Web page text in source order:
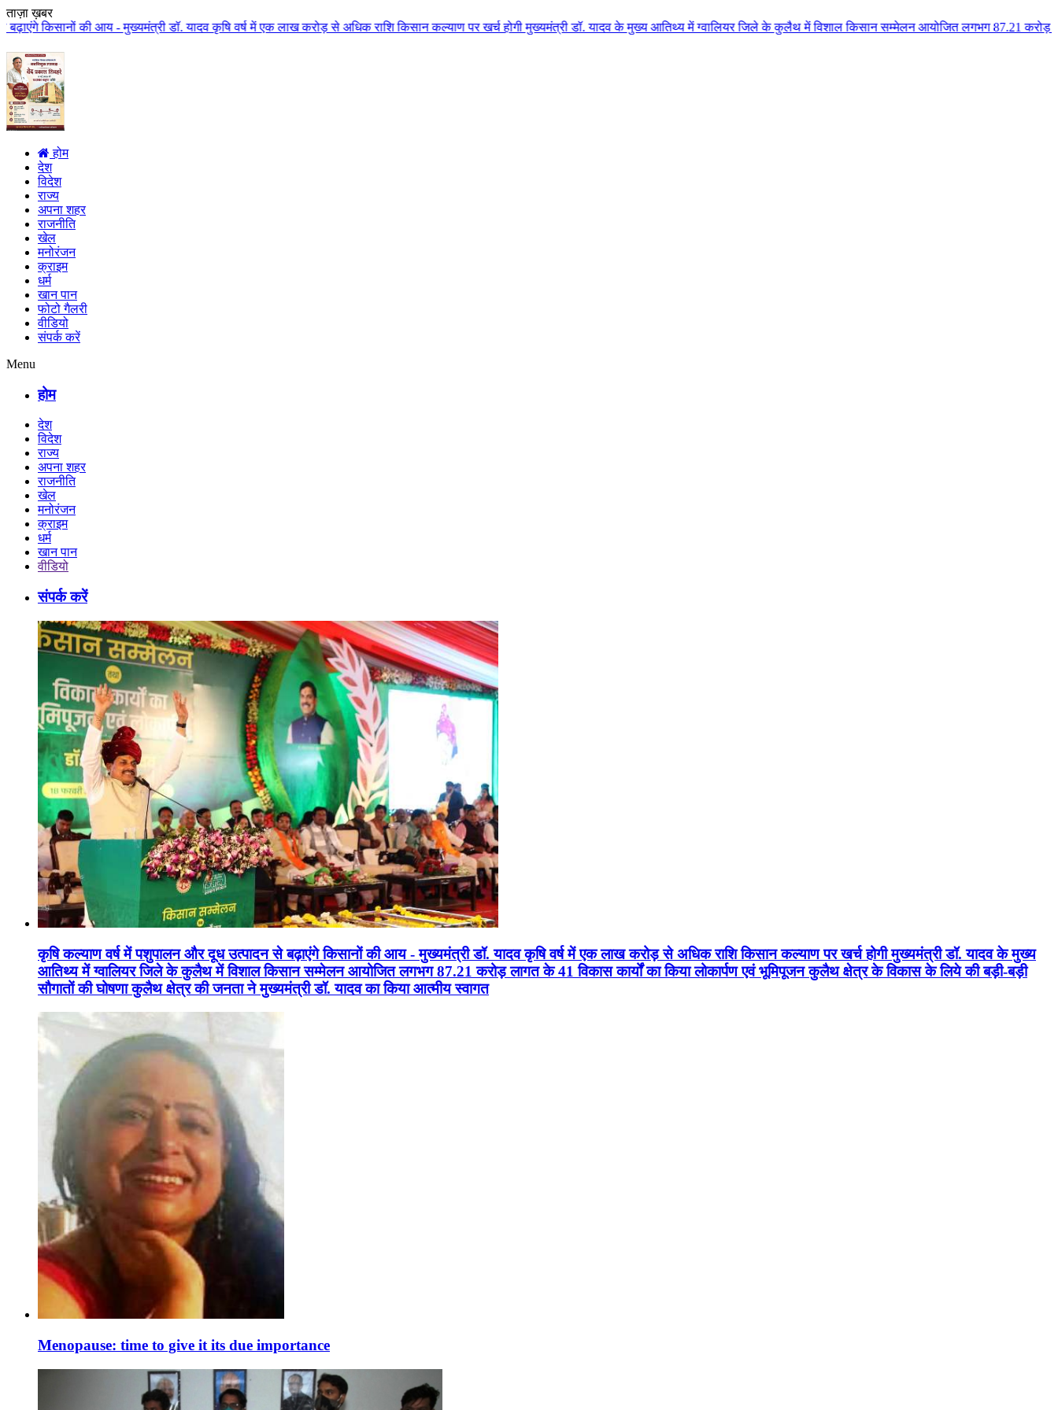
ताज़ा ख़बर
आय - मुख्यमंत्री डॉ. यादव कृषि वर्ष में एक लाख करोड़ से अधिक राशि किसान कल्याण पर खर्च होगी मुख्यमंत्री डॉ. यादव के मुख्य आतिथ्य में ग्वालियर जिले के कुलैथ में विशाल किसान सम्मेलन आयोजित लगभग 87.21 करोड़ लागत के 41
होम
देश
विदेश
राज्य
अपना शहर
राजनीति
खेल
मनोरंजन
क्राइम
धर्म
खान पान
फोटो गैलरी
वीडियो
संपर्क करें
Menu
होम
देश
विदेश
राज्य
अपना शहर
राजनीति
खेल
मनोरंजन
क्राइम
धर्म
खान पान
वीडियो
संपर्क करें
कृषि कल्याण वर्ष में पशुपालन और दूध उत्पादन से बढ़ाएंगे किसानों की आय - मुख्यमंत्री डॉ. यादव कृषि वर्ष में एक लाख करोड़ से अधिक राशि किसान कल्याण पर खर्च होगी मुख्यमंत्री डॉ. यादव के मुख्य
आतिथ्य में ग्वालियर जिले के कुलैथ में विशाल किसान सम्मेलन आयोजित लगभग 87.21 करोड़ लागत के 41 विकास कार्यों का किया लोकार्पण एवं भूमिपूजन कुलैथ क्षेत्र के विकास के लिये की बड़ी-बड़ी
सौगातों की घोषणा कुलैथ क्षेत्र की जनता ने मुख्यमंत्री डॉ. यादव का किया आत्मीय स्वागत
Menopause: time to give it its due importance